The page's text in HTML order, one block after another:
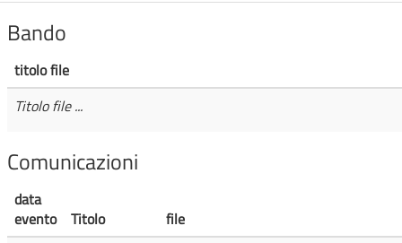
Bando
titolo file
Titolo file ...
Comunicazioni
data
evento
Titolo
file